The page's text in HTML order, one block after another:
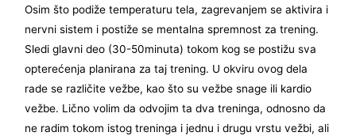
Osim što podiže temperaturu tela, zagrevanjem se aktivira i
nervni sistem i postiže se mentalna spremnost za trening.
Sledi glavni deo (30-50minuta) tokom kog se postižu sva
opterećenja planirana za taj trening. U okviru ovog dela
rade se različite vežbe, kao što su vežbe snage ili kardio
vežbe. Lično volim da odvojim ta dva treninga, odnosno da
ne radim tokom istog treninga i jednu i drugu vrstu vežbi, ali